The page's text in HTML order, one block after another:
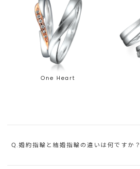
One Heart
Q.婚約指輪と結婚指輪の違いは何ですか？